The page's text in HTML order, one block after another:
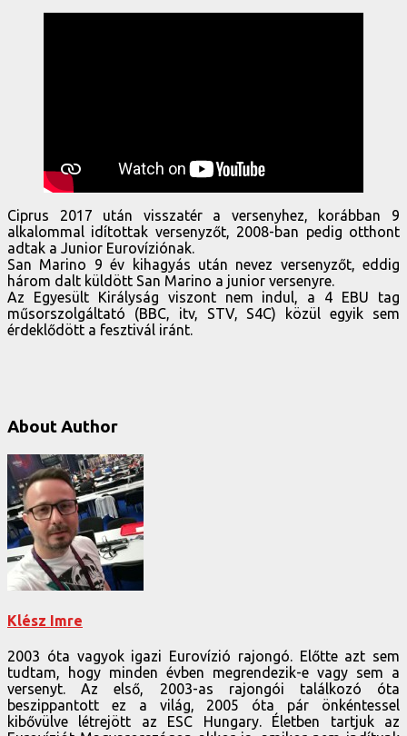
Ciprus 2017 után visszatér a versenyhez, korábban 9
alkalommal idítottak versenyzőt, 2008-ban pedig otthont
adtak a Junior Eurovíziónak.
San Marino 9 év kihagyás után nevez versenyzőt, eddig
három dalt küldött San Marino a junior versenyre.
Az Egyesült Királyság viszont nem indul, a 4 EBU tag
műsorszolgáltató (BBC, itv, STV, S4C) közül egyik sem
érdeklődött a fesztivál iránt.
About Author
Klész Imre
2003 óta vagyok igazi Eurovízió rajongó. Előtte azt sem
tudtam, hogy minden évben megrendezik-e vagy sem a
versenyt. Az első, 2003-as rajongói találkozó óta
beszippantott ez a világ, 2005 óta pár önkéntessel
kibővülve létrejött az ESC Hungary. Életben tartjuk az